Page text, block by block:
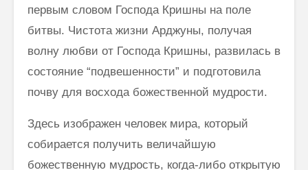
первым словом Господа Кришны на поле
битвы. Чистота жизни Арджуны, получая
волну любви от Господа Кришны, развилась в
состояние “подвешенности” и подготовила
почву для восхода божественной мудрости.
Здесь изображен человек мира, который
собирается получить вели­чайшую
божественную мудрость, когда-либо открытую